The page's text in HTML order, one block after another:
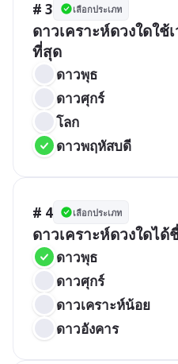
# 3 เลือกประเภท
ดาวเคราะห์ดวงใดใช้
ที่สุด
ดาวพุธ
ดาวศุกร์
โลก
ดาวพฤหัสบดี
# 4 เลือกประเภท
ดาวเคราะห์ดวงใดไ
ดาวพุธ
ดาวศุกร์
ดาวเคราะห์น้อย
ดาวอังคาร